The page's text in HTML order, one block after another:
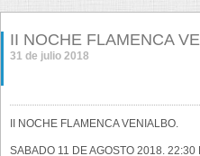
II NOCHE FLAMENCA
31 de julio 2018
II NOCHE FLAMENCA VENIALBO.
SABADO 11 DE AGOSTO 2018.